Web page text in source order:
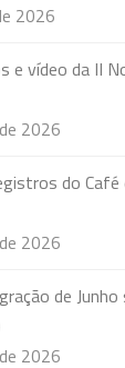
2026
e vídeo da II
2026
do Café
2026
de
2026